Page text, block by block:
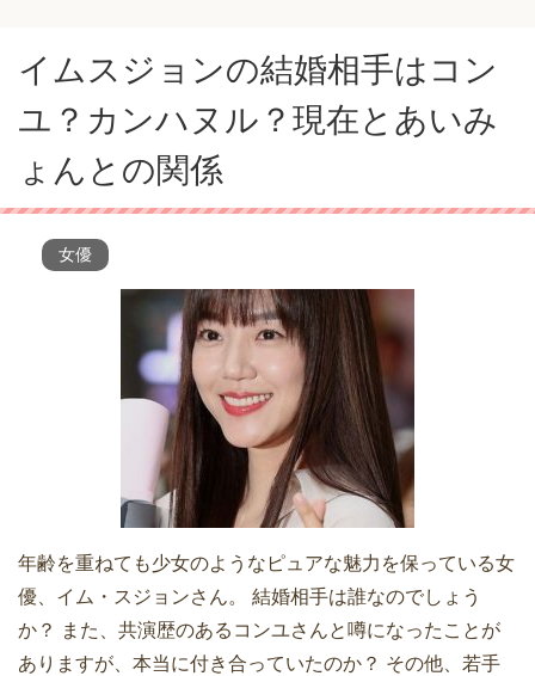
イムスジョンの結婚相手はコン
ユ？カンハヌル？現在とあいみ
ょんとの関係
女優
年齢を重ねても少女のようなピュアな魅力を保っている女
優、イム・スジョンさん。 結婚相手は誰なのでしょう
か？ また、共演歴のあるコンユさんと噂になったことが
ありますが、本当に付き合っていたのか？ その他、若手